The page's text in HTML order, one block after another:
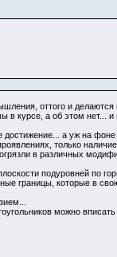
оттого и делаются
курсе, а об этом нет... и
а уж на фоне
только
в различных
подуровней по
границы, которые в
можно